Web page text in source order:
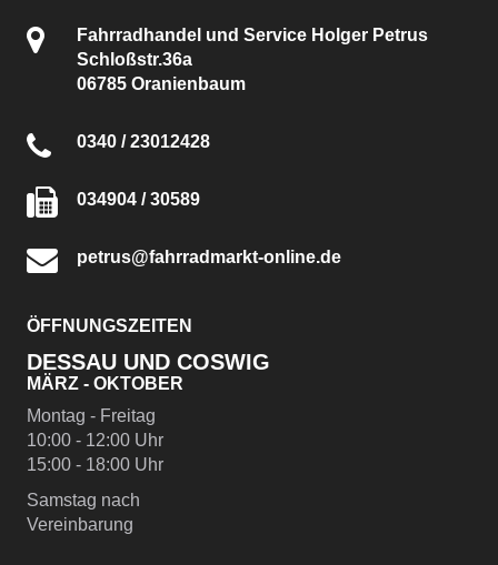
Fahrradhandel und Service Holger Petrus
Schloßstr.36a
06785 Oranienbaum
0340 / 23012428
034904 / 30589
petrus@fahrradmarkt-online.de
ÖFFNUNGSZEITEN
DESSAU UND COSWIG
MÄRZ - OKTOBER
Montag - Freitag
10:00 - 12:00 Uhr
15:00 - 18:00 Uhr
Samstag nach
Vereinbarung